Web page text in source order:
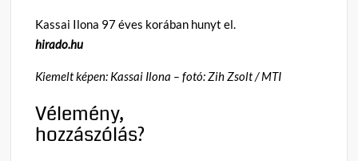
Kassai Ilona 97 éves korában hunyt el.
hirado.hu
Kiemelt képen: Kassai Ilona – fotó: Zih Zsolt / MTI
Vélemény,
hozzászólás?